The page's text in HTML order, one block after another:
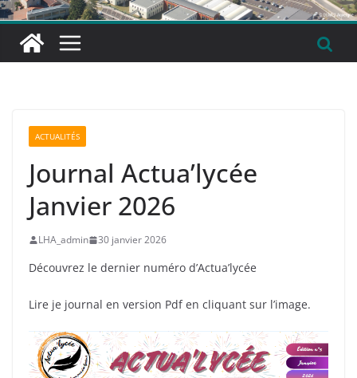
ACTUALITÉS
Journal Actua’lycée
Janvier 2026
LHA_admin 30 janvier 2026
Découvrez le dernier numéro d’Actua’lycée
Lire je journal en version Pdf en cliquant sur l’image.